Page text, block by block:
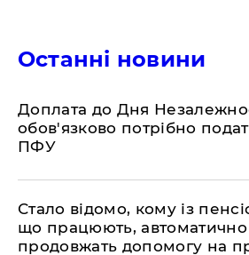
Останні новини
Доплата до Дня
обов'язково потрібно
ПФУ
Стало відомо, кому із
що працюють, автоматично
продовжать допомогу на